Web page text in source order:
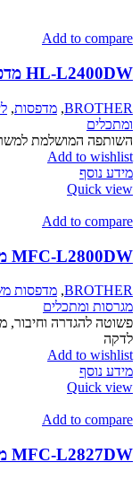
Add to compare
HL-L2400DW מדפסת לייזר מונו A4 של brother
BROTHER
, מדפסות,
ומתכלים
השותפה המושלמת
Add to wishlist
מידע נוסף
Quick view
Add to compare
MFC-L2800DW מדפסת לייזר מונו משולבת A4
BROTHER
, מדפסות
מגרסות ומתכלים
לדקה
Add to wishlist
מידע נוסף
Quick view
Add to compare
MFC-L2827DW מדפסת לייזר מונו משולבת A4